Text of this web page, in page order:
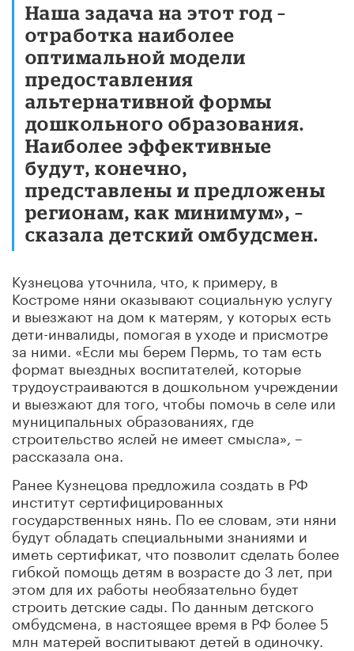
Наша задача на этот год –
отработка наиболее
оптимальной модели
предоставления
альтернативной формы
дошкольного образования.
Наиболее эффективные
будут, конечно,
представлены и предложены
регионам, как минимум», –
сказала детский омбудсмен.
Кузнецова уточнила, что, к примеру, в
Костроме няни оказывают социальную услугу
и выезжают на дом к матерям, у которых есть
дети-инвалиды, помогая в уходе и присмотре
за ними. «Если мы берем Пермь, то там есть
формат выездных воспитателей, которые
трудоустраиваются в дошкольном учреждении
и выезжают для того, чтобы помочь в селе или
муниципальных образованиях, где
строительство яслей не имеет смысла», –
рассказала она.
Ранее Кузнецова предложила создать в РФ
институт сертифицированных
государственных нянь. По ее словам, эти няни
будут обладать специальными знаниями и
иметь сертификат, что позволит сделать более
гибкой помощь детям в возрасте до 3 лет, при
этом для их работы необязательно будет
строить детские сады. По данным детского
омбудсмена, в настоящее время в РФ более 5
млн матерей воспитывают детей в одиночку.